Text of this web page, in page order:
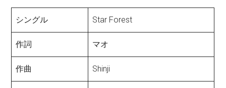
シングル Star Forest
作詞 マオ
作曲 Shinji